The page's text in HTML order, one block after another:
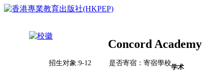
Concord Academy
招生对象:9-12 是否寄宿：寄宿學校
学术